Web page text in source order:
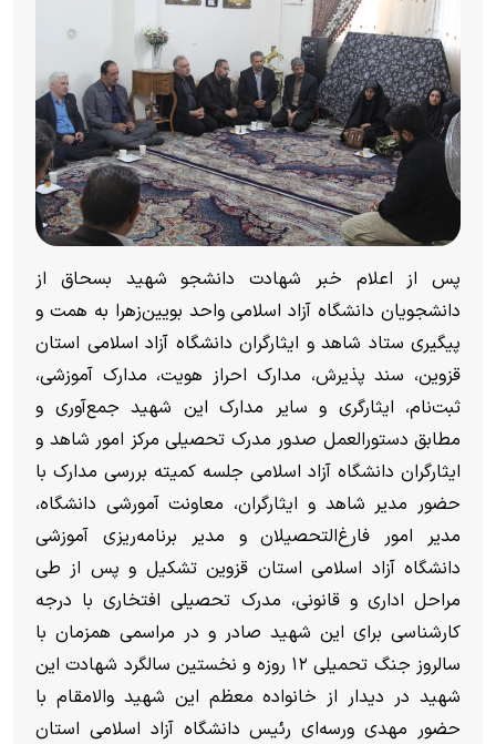
پس از اعلام خبر شهادت دانشجو شهید بسحاق از
دانشجویان دانشگاه آزاد اسلامی واحد بویین‌زهرا به همت و
پیگیری ستاد شاهد و ایثارگران دانشگاه آزاد اسلامی استان
قزوین، سند پذیرش، مدارک احراز هویت، مدارک آموزشی،
ثبت‌نام، ایثارگری و سایر مدارک این شهید جمع‌آوری و
مطابق دستورالعمل صدور مدرک تحصیلی مرکز امور شاهد و
ایثارگران دانشگاه آزاد اسلامی جلسه‌ کمیته بررسی مدارک با
حضور مدیر شاهد و ایثارگران، معاونت آمورشی دانشگاه،
مدیر امور فارغ‌التحصیلان و مدیر برنامه‌ریزی آموزشی
دانشگاه آزاد اسلامی استان قزوین تشکیل و پس از طی
مراحل اداری و قانونی، مدرک تحصیلی افتخاری با درجه
کارشناسی برای این شهید صادر و در مراسمی همزمان با
سالروز جنگ تحمیلی ۱۲ روزه و نخستین سالگرد شهادت این
شهید در دیدار از خانواده‌ معظم این شهید والامقام با
حضور مهدی ورسه‌ای رئیس دانشگاه آزاد اسلامی استان